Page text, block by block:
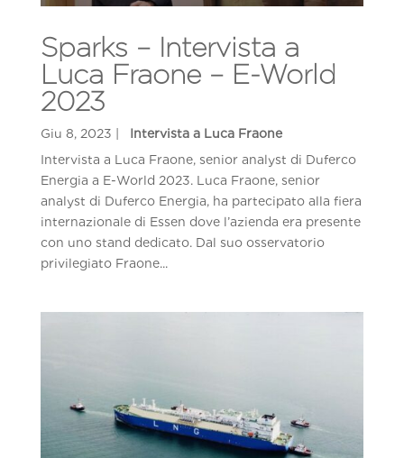
Sparks – Intervista a
Luca Fraone – E-World
2023
Intervista a Luca Fraone, senior analyst di Duferco
Energia a E-World 2023. Luca Fraone, senior
analyst di Duferco Energia, ha partecipato alla fiera
internazionale di Essen dove l’azienda era presente
con uno stand dedicato. Dal suo osservatorio
privilegiato Fraone...